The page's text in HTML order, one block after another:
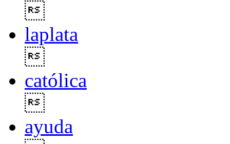
laplata
católica
ayuda